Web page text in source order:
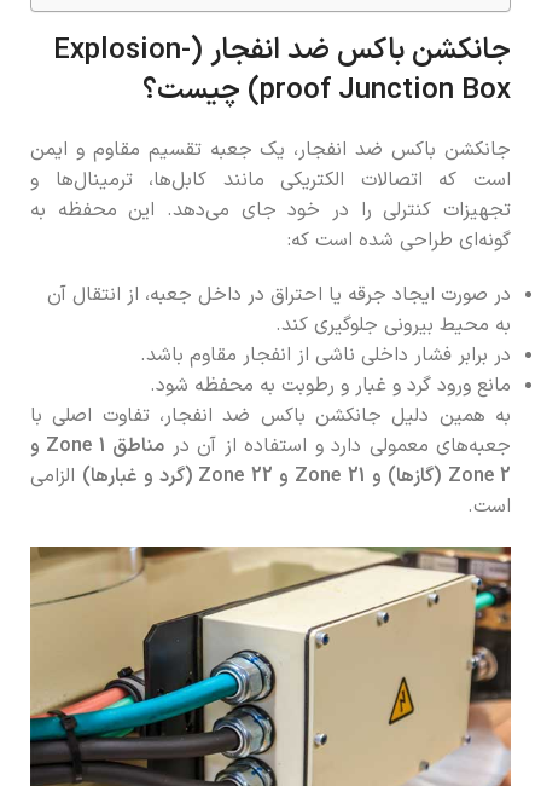
جانکشن باکس ضد انفجار (Explosion-
proof Junction Box) چیست؟
جانکشن باکس ضد انفجار، یک جعبه تقسیم مقاوم و ایمن
است که اتصالات الکتریکی مانند کابل‌ها، ترمینال‌ها و
تجهیزات کنترلی را در خود جای می‌دهد. این محفظه به
گونه‌ای طراحی شده است که:
در صورت ایجاد جرقه یا احتراق در داخل جعبه، از انتقال آن
به محیط بیرونی جلوگیری کند.
در برابر فشار داخلی ناشی از انفجار مقاوم باشد.
مانع ورود گرد و غبار و رطوبت به محفظه شود.
به همین دلیل جانکشن باکس ضد انفجار، تفاوت اصلی با
جعبه‌های معمولی دارد و استفاده از آن در
مناطق Zone 1 و
Zone 2 (گازها) و Zone 21 و Zone 22 (گرد و غبارها)
الزامی
است.